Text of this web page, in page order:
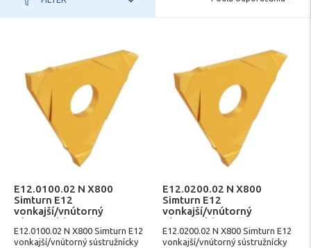
E12.0100.02 N X800
Simturn E12
vonkajší/vnútorný
sústružnícky nôž SIMTEK
E12.0100.02 N X800 Simturn E12
vonkajší/vnútorný sústružnícky
E12.0200.02 N X800
Simturn E12
vonkajší/vnútorný
sústružnícky nôž SIMTEK
E12.0200.02 N X800 Simturn E12
vonkajší/vnútorný sústružnícky